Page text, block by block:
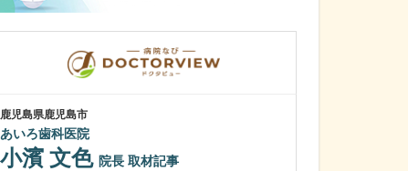
鹿児島県鹿児島市
あいろ歯科医院
小濱 文色 院長 取材記事